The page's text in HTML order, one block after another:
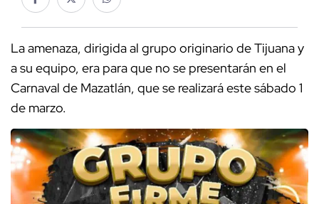
La amenaza, dirigida al grupo originario de Tijuana y
a su equipo, era para que no se presentarán en el
Carnaval de Mazatlán, que se realizará este sábado 1
de marzo.